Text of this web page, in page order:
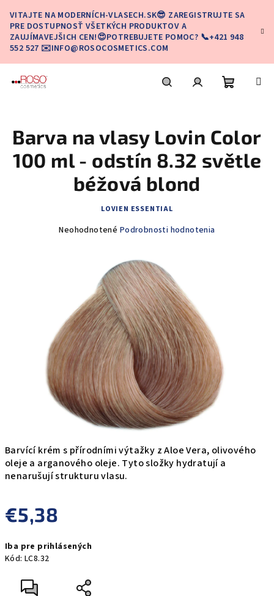
obsah
VITAJTE NA MODERNÍCH-VLASECH.SK😎 ZAREGISTRUJTE SA
PRE DOSTUPNOSŤ VŠETKÝCH PRODUKTOV A
ZAUJÍMAVEJŠICH CEN!😍POTREBUJETE POMOC? 📞+421 948
552 527 ✉️INFO@ROSOCOSMETICS.COM
košík
Barvící krém s přírodními výtažky z Aloe Vera, olivového
oleje a arganového oleje. Tyto složky hydratují a
nenarušují strukturu vlasu.
€5,38
cena:
Iba pre prihlásených
Kód: LC8.32
Barva na vlasy Lovin Color
100 ml - odstín 8.32 světle
béžová blond
LOVIEN ESSENTIAL
Priemerné
hviezdičiek.
Neohodnotené Podrobnosti hodnotenia